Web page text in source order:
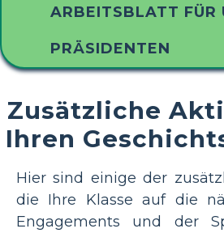
ARBEITSBLATT FÜR
PRÄSIDENTEN
Zusätzliche
Ihren
Hier sind einige der
die Ihre Klasse auf die
Engagements und der